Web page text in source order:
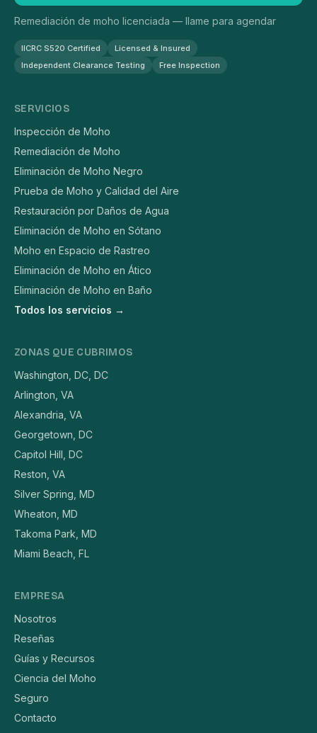
Remediación de moho licenciada — llame para agendar
IICRC S520 Certified
Licensed & Insured
Independent Clearance Testing
Free Inspection
SERVICIOS
Inspección de Moho
Remediación de Moho
Eliminación de Moho Negro
Prueba de Moho y Calidad del Aire
Restauración por Daños de Agua
Eliminación de Moho en Sótano
Moho en Espacio de Rastreo
Eliminación de Moho en Ático
Eliminación de Moho en Baño
Todos los servicios →
ZONAS QUE CUBRIMOS
Washington, DC, DC
Arlington, VA
Alexandria, VA
Georgetown, DC
Capitol Hill, DC
Reston, VA
Silver Spring, MD
Wheaton, MD
Takoma Park, MD
Miami Beach, FL
EMPRESA
Nosotros
Reseñas
Guías y Recursos
Ciencia del Moho
Seguro
Contacto